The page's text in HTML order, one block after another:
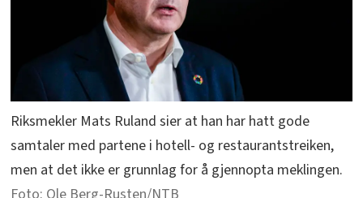
Riksmekler Mats Ruland sier at han har hatt gode
samtaler med partene i hotell- og restaurantstreiken,
men at det ikke er grunnlag for å gjennopta meklingen.